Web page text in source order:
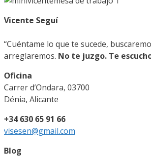
Vicente Seguí
“Cuéntame lo que te sucede,
arreglaremos. No te juzgo. Te
Oficina
Carrer d’Ondara, 03700
Dénia, Alicante
+34 630 65 91 66
visesen@gmail.com
Blog